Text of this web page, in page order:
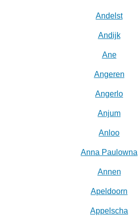
Andelst
Andijk
Ane
Angeren
Angerlo
Anjum
Anloo
Anna Paulowna
Annen
Apeldoorn
Appelscha